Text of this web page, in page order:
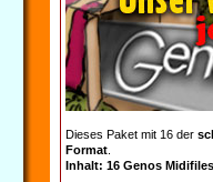
Dieses Paket mit 16 der
Format
Inhalt: 16 Genos